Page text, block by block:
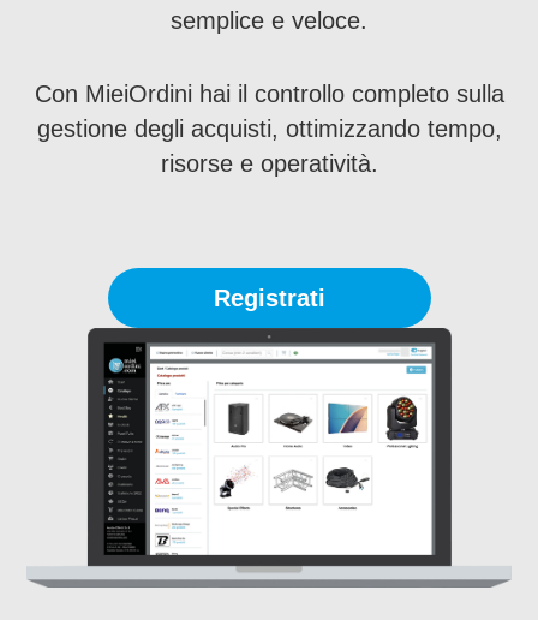
semplice e veloce.
Con MieiOrdini hai il controllo completo sulla
gestione degli acquisti, ottimizzando tempo,
risorse e operatività.
Registrati